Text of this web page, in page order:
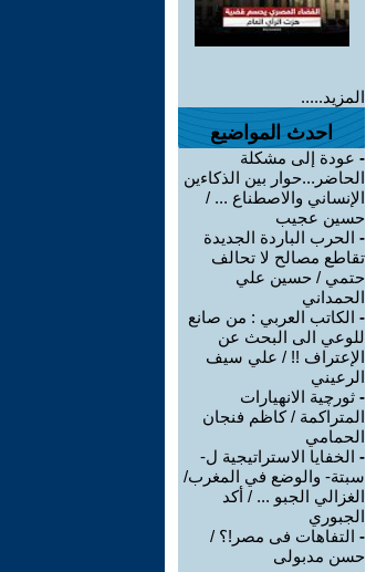
المزيد.....
احدث المواضيع
- عودة إلى مشكلة
الحاضر...حوار بين الذكاءين
الإنساني والاصطناع ... /
حسين عجيب
- الحرب الباردة الجديدة
تقاطع مصالح لا تحالف
حتمي / حسين علي
الحمداني
- الكاتب العربي : من صانع
للوعي الى البحث عن
الإعتراف !! / علي سيف
الرعيني
- ثورچية الانهيارات
المتراكمة / كاظم فنجان
الحمامي
- الخفايا الاستراتيجية ل-
سبتة- والوضع في المغرب/
الغزالي الجبو ... / أكد
الجبوري
- التفاهات فى مصر!؟ /
حسن مدبولى